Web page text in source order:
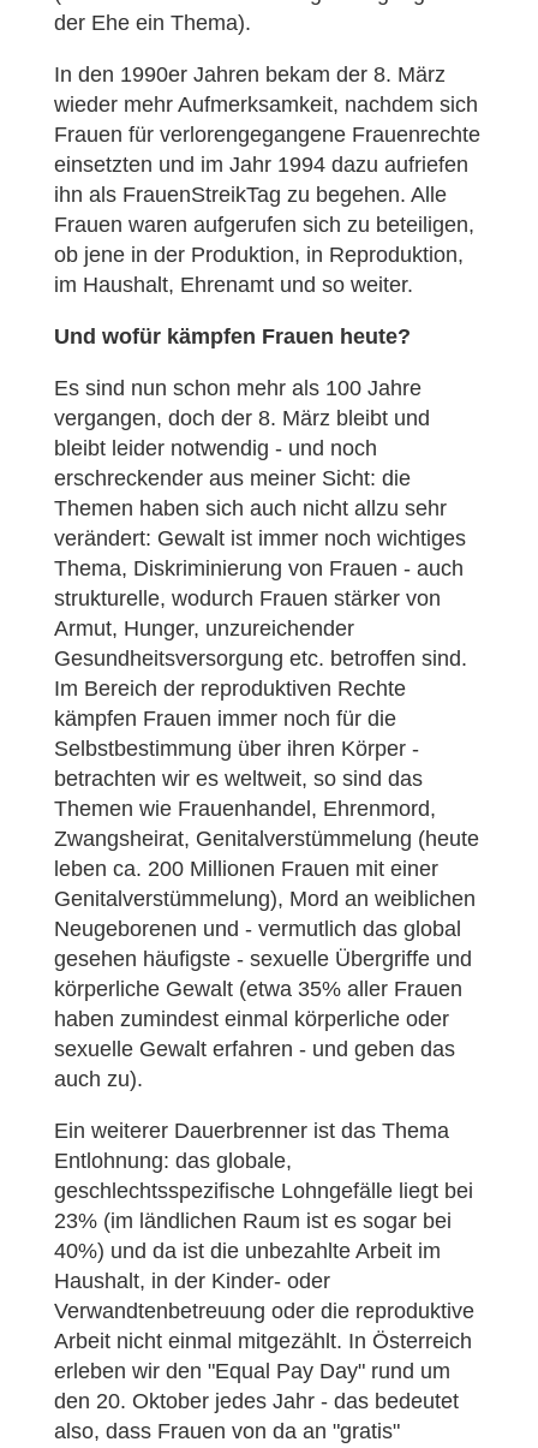
der Ehe ein Thema).
In den 1990er Jahren bekam der 8. März
wieder mehr Aufmerksamkeit, nachdem sich
Frauen für verlorengegangene Frauenrechte
einsetzten und im Jahr 1994 dazu aufriefen
ihn als FrauenStreikTag zu begehen. Alle
Frauen waren aufgerufen sich zu beteiligen,
ob jene in der Produktion, in Reproduktion,
im Haushalt, Ehrenamt und so weiter.
Und wofür kämpfen Frauen heute?
Es sind nun schon mehr als 100 Jahre
vergangen, doch der 8. März bleibt und
bleibt leider notwendig - und noch
erschreckender aus meiner Sicht: die
Themen haben sich auch nicht allzu sehr
verändert: Gewalt ist immer noch wichtiges
Thema, Diskriminierung von Frauen - auch
strukturelle, wodurch Frauen stärker von
Armut, Hunger, unzureichender
Gesundheitsversorgung etc. betroffen sind.
Im Bereich der reproduktiven Rechte
kämpfen Frauen immer noch für die
Selbstbestimmung über ihren Körper -
betrachten wir es weltweit, so sind das
Themen wie Frauenhandel, Ehrenmord,
Zwangsheirat, Genitalverstümmelung (heute
leben ca. 200 Millionen Frauen mit einer
Genitalverstümmelung), Mord an weiblichen
Neugeborenen und - vermutlich das global
gesehen häufigste - sexuelle Übergriffe und
körperliche Gewalt (etwa 35% aller Frauen
haben zumindest einmal körperliche oder
sexuelle Gewalt erfahren - und geben das
auch zu).
Ein weiterer Dauerbrenner ist das Thema
Entlohnung: das globale,
geschlechtsspezifische Lohngefälle liegt bei
23% (im ländlichen Raum ist es sogar bei
40%) und da ist die unbezahlte Arbeit im
Haushalt, in der Kinder- oder
Verwandtenbetreuung oder die reproduktive
Arbeit nicht einmal mitgezählt. In Österreich
erleben wir den "Equal Pay Day" rund um
den 20. Oktober jedes Jahr - das bedeutet
also, dass Frauen von da an "gratis"